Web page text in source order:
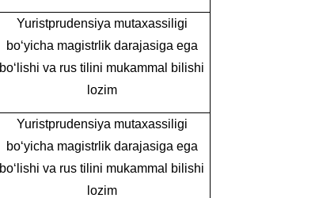
Yuristprudensiya mutaxassiligi
bo‘yicha magistrlik darajasiga ega
bo‘lishi va rus tilini mukammal bilishi
lozim
Yuristprudensiya mutaxassiligi
bo‘yicha magistrlik darajasiga ega
bo‘lishi va rus tilini mukammal bilishi
lozim